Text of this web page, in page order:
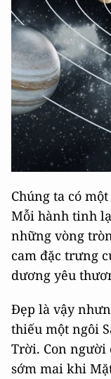
Chúng ta có
Mỗi hành tinh
những vòng
cam đặc trưng
dương yêu
Đẹp là vậy
thiếu một ngôi
Trời. Con
sớm mai khi